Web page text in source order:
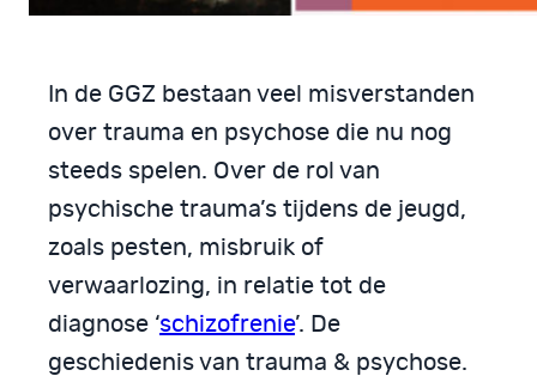
In de GGZ bestaan veel misverstanden
over trauma en psychose die nu nog
steeds spelen. Over de rol van
psychische trauma’s tijdens de jeugd,
zoals pesten, misbruik of
verwaarlozing, in relatie tot de
diagnose ‘schizofrenie’. De
geschiedenis van trauma & psychose.